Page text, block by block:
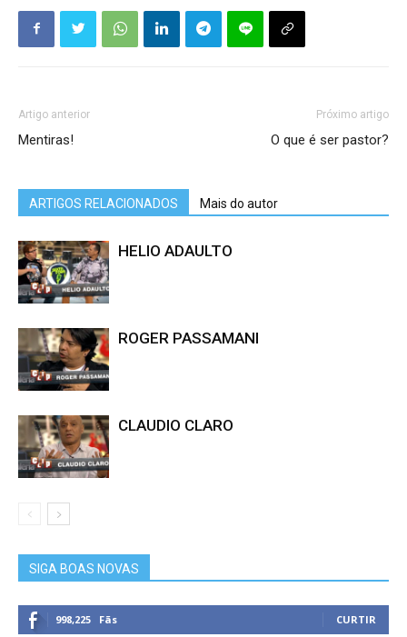
Artigo anterior
Mentiras!
Próximo artigo
O que é ser pastor?
ARTIGOS RELACIONADOS Mais do autor
HELIO ADAULTO
ROGER PASSAMANI
CLAUDIO CLARO
SIGA BOAS NOVAS
998,225 Fãs CURTIR